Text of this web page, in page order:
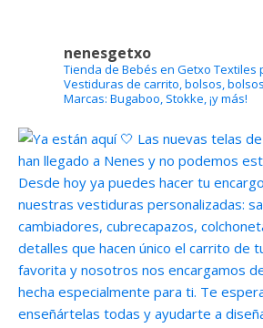
nenesgetxo
Tienda de Bebés en Getxo Textiles
Vestiduras de carrito, bolsos,
Marcas: Bugaboo, Stokke, ¡y más!